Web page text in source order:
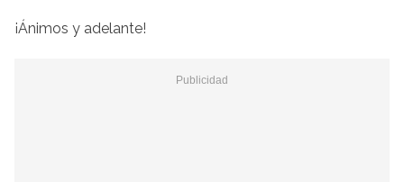
¡Ánimos y adelante!